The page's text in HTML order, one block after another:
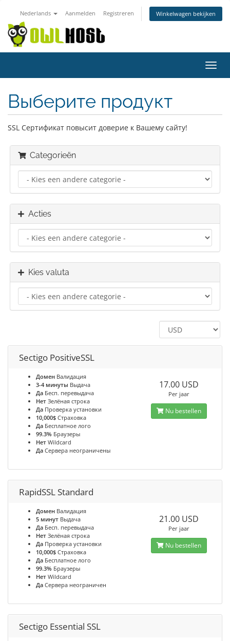
Nederlands Aanmelden Registreren Winkelwagen bekijken
in-/
Выберите продукт
SSL Сертификат повысит доверие к Вашему сайту!
Categorieën
Acties
Kies valuta
Sectigo PositiveSSL
Домен Валидация
3-4 минуты Выдача
Да Бесп. перевыдача
Нет Зелёная строка
Да Проверка установки
10,000$ Страховка
Да Бесплатное лого
99.3% Браузеры
Нет Wildcard
Да Сервера неограничены
17.00 USD
Per jaar
Nu bestellen
RapidSSL Standard
Домен Валидация
5 минут Выдача
Да Бесп. перевыдача
Нет Зелёная строка
Да Проверка установки
10,000$ Страховка
Да Бесплатное лого
99.3% Браузеры
Нет Wildcard
Да Сервера неограничен
21.00 USD
Per jaar
Nu bestellen
Sectigo Essential SSL